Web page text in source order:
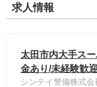
求人情報
太田市内大手ス
金あり/未経験歓
シンテイ警備株式会